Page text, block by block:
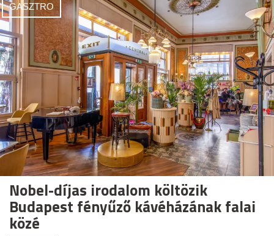
GASZTRO
Nobel-díjas irodalom költözik
Budapest fényűző kávéházának falai
közé